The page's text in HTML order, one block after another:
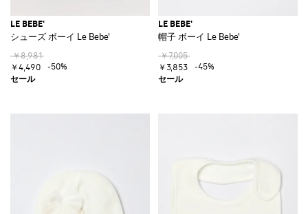
LE BEBE'
シューズ ボーイ Le Bebe'
￥8,981
￥4,490
-50%
LE BEBE'
帽子 ボーイ Le Bebe'
￥7,005
￥3,853
-45%